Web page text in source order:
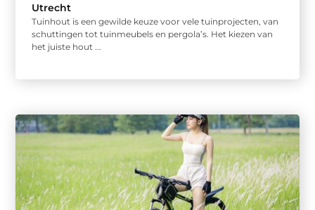
Utrecht
Tuinhout is een gewilde keuze voor vele tuinprojecten, van
schuttingen tot tuinmeubels en pergola’s. Het kiezen van
het juiste hout ...